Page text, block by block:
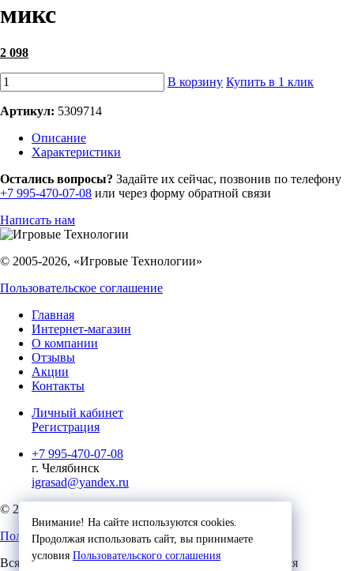
микс
2 098
В корзину Купить в 1 клик
Артикул: 5309714
Описание
Характеристики
Внимание! На сайте используются cookies.
Продолжая использовать сайт, вы принимаете
условия Пользовательского соглашения
Остались вопросы? Задайте их сейчас, позвонив по телефону
+7 995-470-07-08 или через форму обратной связи
Написать нам
© 2005-2026, «Игровые Технологии»
Пользовательское соглашение
Главная
Интернет-магазин
О компании
Отзывы
Акции
Контакты
Личный кабинет
Регистрация
+7 995-470-07-08
г. Челябинск
igrasad@yandex.ru
© 2023, Игровые Технологии
Пользовательское соглашение
Вся представленная на сайте информация, касающаяся